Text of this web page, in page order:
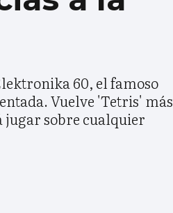
60, el famoso
Vuelve 'Tetris' más
jugar sobre cualquier